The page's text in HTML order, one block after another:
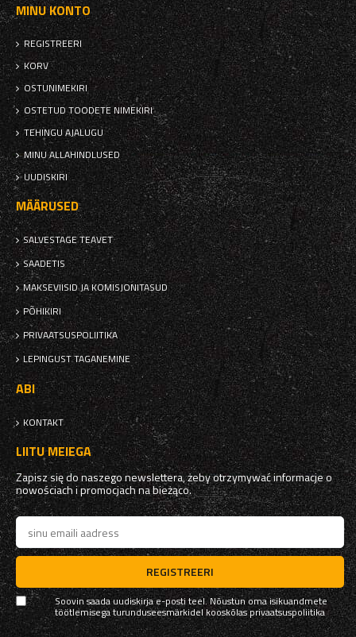
MINU KONTO
REGISTREERI
KORV
OSTUNIMEKIRI
OSTETUD TOODETE NIMEKIRI
TEHINGU AJALUGU
MINU ALLAHINDLUSED
UUDISKIRI
MÄÄRUSED
SALVESTAGE TEAVET
SAADETIS
MAKSEVIISID JA KOMISJONITASUD
PÕHIKIRI
PRIVAATSUSPOLIITIKA
LEPINGUST TAGANEMINE
ABI
KONTAKT
LIITU MEIEGA
Zapisz się do naszego newslettera, żeby otrzymywać informacje o
nowościach i promocjach na bieżąco.
REGISTREERI
Soovin saada uudiskirja e-posti teel. Nõustun oma isikuandmete
töötlemisega turunduseesmärkidel kooskõlasprivaatsuspoliitika